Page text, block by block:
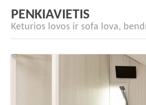
PENKIAVIETIS
Keturios lovos ir sofa lova,